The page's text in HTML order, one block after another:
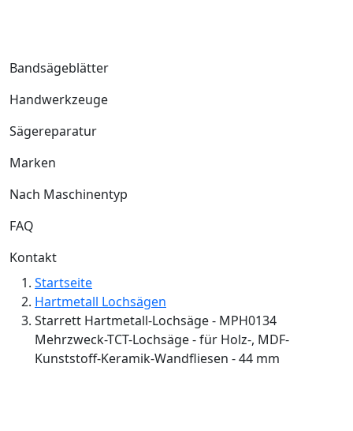
Bandsägeblätter
Handwerkzeuge
Sägereparatur
Marken
Nach Maschinentyp
FAQ
Kontakt
Startseite
Hartmetall Lochsägen
Starrett Hartmetall-Lochsäge - MPH0134
Mehrzweck-TCT-Lochsäge - für Holz-, MDF-
Kunststoff-Keramik-Wandfliesen - 44 mm